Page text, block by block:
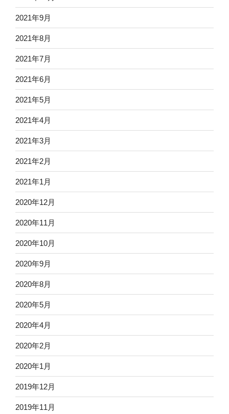
2021年9月
2021年8月
2021年7月
2021年6月
2021年5月
2021年4月
2021年3月
2021年2月
2021年1月
2020年12月
2020年11月
2020年10月
2020年9月
2020年8月
2020年5月
2020年4月
2020年2月
2020年1月
2019年12月
2019年11月